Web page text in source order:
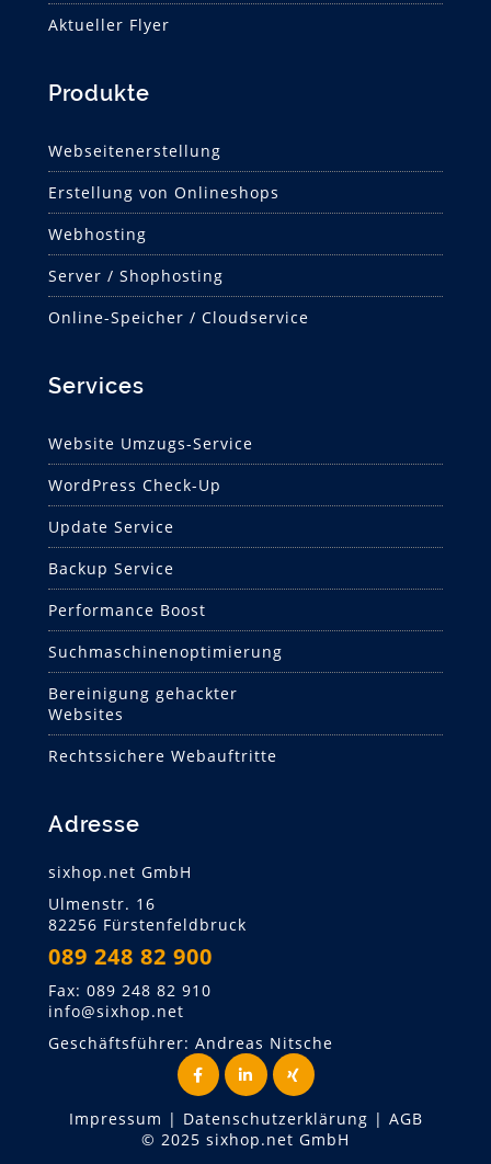
Aktueller Flyer
Produkte
Webseitenerstellung
Erstellung von Onlineshops
Webhosting
Server / Shophosting
Online-Speicher / Cloudservice
Services
Website Umzugs-Service
WordPress Check-Up
Update Service
Backup Service
Performance Boost
Suchmaschinen­optimierung
Bereinigung gehackter
Websites
Rechtssichere Webauftritte
Adresse
sixhop.net GmbH
Ulmenstr. 16
82256 Fürstenfeldbruck
089 248 82 900
Fax: 089 248 82 910
info@sixhop.net
Geschäftsführer: Andreas Nitsche
Impressum | Datenschutzerklärung | AGB
© 2025 sixhop.net GmbH